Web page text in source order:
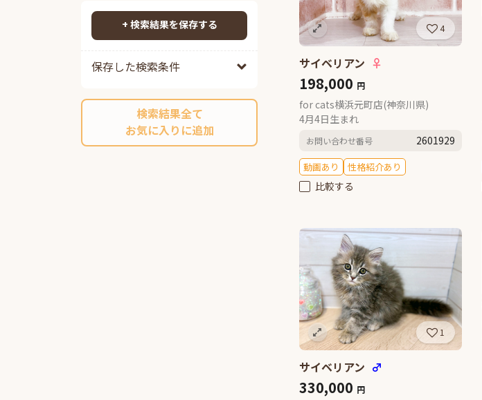
ポメチワ 0
チワックス 0
ペキプー 0
ポンスキーミックス
その他ミックス
0
検索する
+ 検索結果を保存する
保存した検索条件
検索結果全て
お気に入りに追加
4
サイベリアン ♀
198,000 円
for cats横浜元町店(神奈川県)
4月4日生まれ
お問い合わせ番号 2601929
動画あり 性格紹介あり
比較する
1
サイベリアン ♂
330,000 円